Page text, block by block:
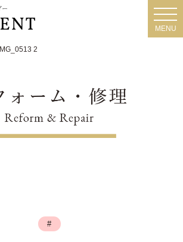
MENU
IMG_0513 2
#